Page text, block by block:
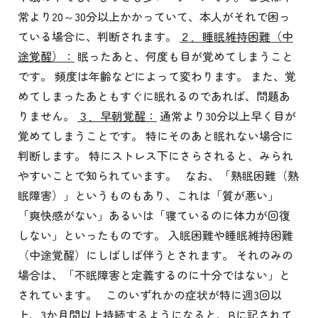
常より20～30分以上かかっていて、本人がそれで困っ
ている場合に、判断されます。
２．睡眠維持困難（中
途覚醒）： 眠ったあと、何度も目が覚めてしまうこと
です。 頻度は年齢などによって変わります。 また、覚
めてしまったあともすぐに眠れるのであれば、問題あ
りません。
３．早朝覚醒： 通常より30分以上早く目が
覚めてしまうことです。 特にそのあと眠れない場合に
判断します。 特にストレス下にさらされると、みられ
やすいことで知られています。 なお、「熟眠困難（熟
眠障害）」というものもあり、これは「質が悪い」
「爽快感がない」あるいは「寝ているのに体力が回復
しない」といったものです。 入眠困難や睡眠維持困難
（中途覚醒）にしばしば伴うとされます。 それのみの
場合は、「不眠障害と定義するのに十分ではない」と
されています。 このいずれかの症状が特に週3回以
上、3か月間以上持続するようになると、Bに記されて